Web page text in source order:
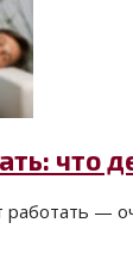
что
работать —